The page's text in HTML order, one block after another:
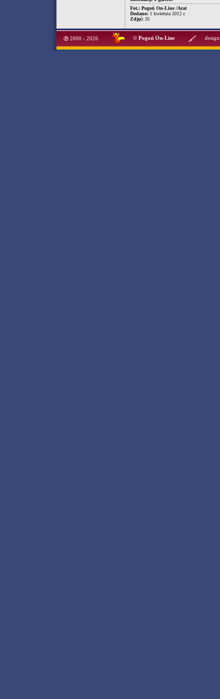
Fot.: Pogoń On-Line /Arat
Dodano: 1 kwietnia 2012 r.
Zdjęć: 35
2000 - 2026 © Pogoń On-Line